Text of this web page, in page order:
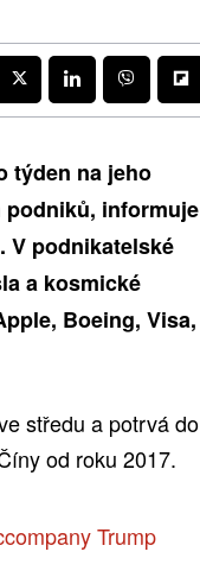
týden na jeho
podniků, informuje
V podnikatelské
a kosmické
Boeing, Visa,
středu a potrvá do
od roku 2017.
Trump